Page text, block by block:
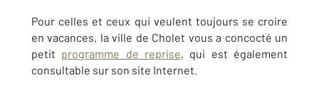
Pour celles et ceux qui veulent toujours se croire
en vacances, la ville de Cholet vous a concocté un
petit programme de reprise, qui est également
consultable sur son site Internet.